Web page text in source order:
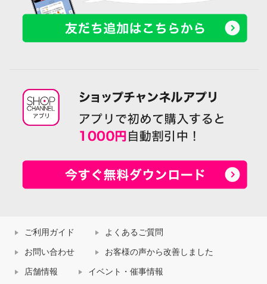
ご利用ガイド よくあるご質問
お問い合わせ お客様の声から改善しました
店舗情報 イベント・催事情報